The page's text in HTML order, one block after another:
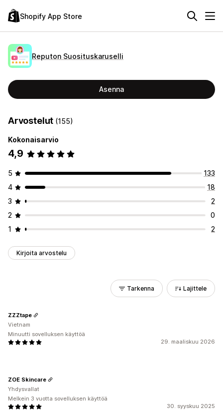
Shopify App Store
Reputon Suosituskaruselli
Asenna
Arvostelut (155)
Kokonaisarvio
4,9
5
133
4
18
3
2
2
0
1
2
Kirjoita arvostelu
Tarkenna Lajittele
29. maaliskuu 2026
ZZZtape
Vietnam
Minuutti sovelluksen käyttöä
30. syyskuu 2025
ZOE Skincare
Yhdysvallat
Melkein 3 vuotta sovelluksen käyttöä